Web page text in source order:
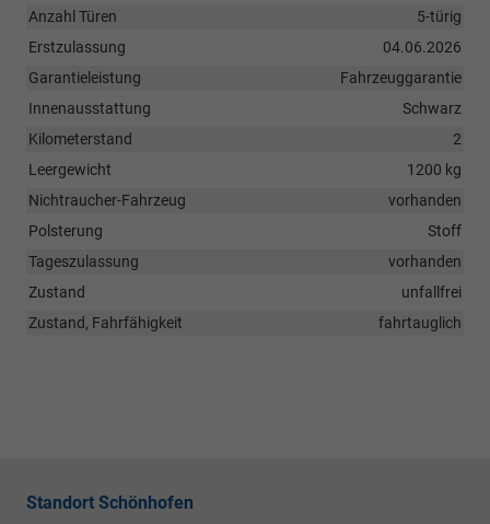
Anzahl Türen
5-türig
Erstzulassung
04.06.2026
Garantieleistung
Fahrzeuggarantie
Innenausstattung
Schwarz
Kilometerstand
2
Leergewicht
1200 kg
Nichtraucher-Fahrzeug
vorhanden
Polsterung
Stoff
Tageszulassung
vorhanden
Zustand
unfallfrei
Zustand, Fahrfähigkeit
fahrtauglich
Standort Schönhofen